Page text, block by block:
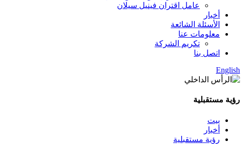
عامل اقتران فينيل سيلان
أخبار
الأسئلة الشائعة
معلومات عنا
تكريم الشركة
اتصل بنا
English
رؤية مستقبلية
بيت
أخبار
رؤية مستقبلية